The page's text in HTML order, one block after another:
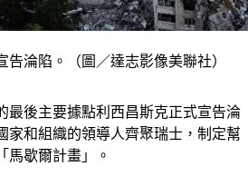
最後主要據點利西昌斯克正式宣告淪
家和組織的領導人齊聚瑞士，制定幫